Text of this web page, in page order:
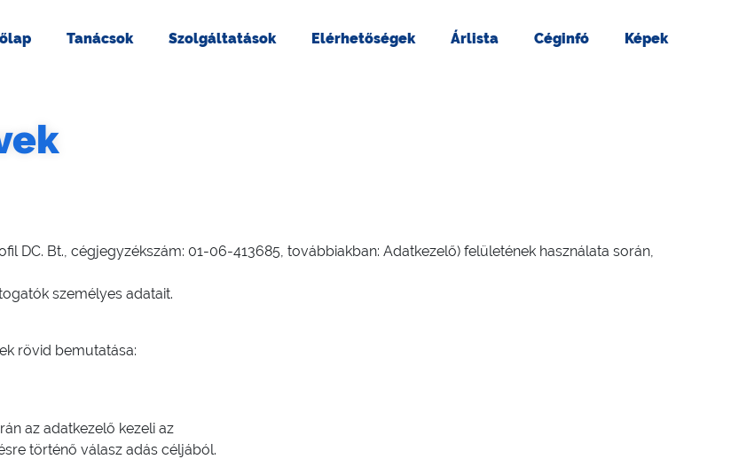
Tanácsok Szolgáltatások Elérhetőségek Árlista Céginfó Képek
DC. Bt., cégjegyzékszám: 01-06-413685, továbbiakban: Adatkezelő) felületének használata során,
személyes adatait.
rövid bemutatása:
az adatkezelő kezeli az
történő válasz adás céljából.